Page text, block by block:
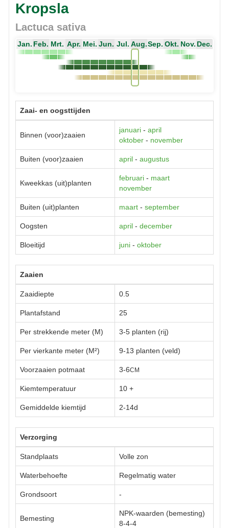
Kropsla
Lactuca sativa
Jan. Feb. Mrt. Apr. Mei. Jun. Jul. Aug.Sep. Okt. Nov. Dec.
Zaai- en oogsttijden
Binnen (voor)zaaien
januari - april
oktober - november
Buiten (voor)zaaien april - augustus
Kweekkas (uit)planten
februari - maart
november
Buiten (uit)planten maart - september
Oogsten april - december
Bloeitijd juni - oktober
Zaaien
Zaaidiepte 0.5
Plantafstand 25
Per strekkende meter (M) 3-5 planten (rij)
Per vierkante meter (M²) 9-13 planten (veld)
Voorzaaien potmaat 3-6CM
Kiemtemperatuur 10 +
Gemiddelde kiemtijd 2-14d
Verzorging
Standplaats Volle zon
Waterbehoefte Regelmatig water
Grondsoort -
Bemesting
NPK-waarden (bemesting)
8-4-4